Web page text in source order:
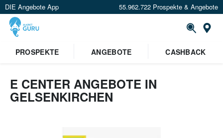
DIE Angebote App 55.962.722 Prospekte & Angebote
PROSPEKTE
ANGEBOTE CASHBACK
E CENTER ANGEBOTE IN
GELSENKIRCHEN